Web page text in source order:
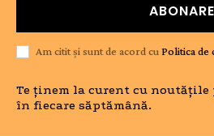
ABONARE
Am citit și sunt de acord cu Politica de
Te ținem la curent cu noutățile
în fiecare săptămână.